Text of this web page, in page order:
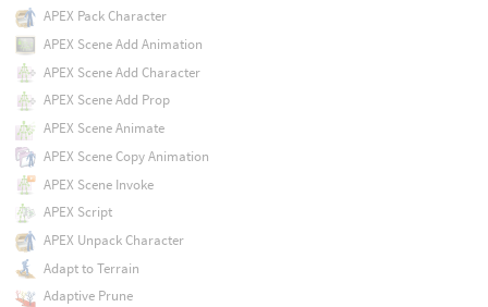
APEX Pack Character
APEX Scene Add Animation
APEX Scene Add Character
APEX Scene Add Prop
APEX Scene Animate
APEX Scene Copy Animation
APEX Scene Invoke
APEX Script
APEX Unpack Character
Adapt to Terrain
Adaptive Prune